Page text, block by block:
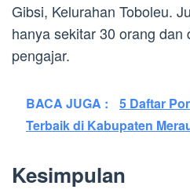
Gibsi, Kelurahan Toboleu.
hanya sekitar 30 orang dan
pengajar.
BACA JUGA :
5 Daftar
Terbaik di Kabupaten
Kesimpulan